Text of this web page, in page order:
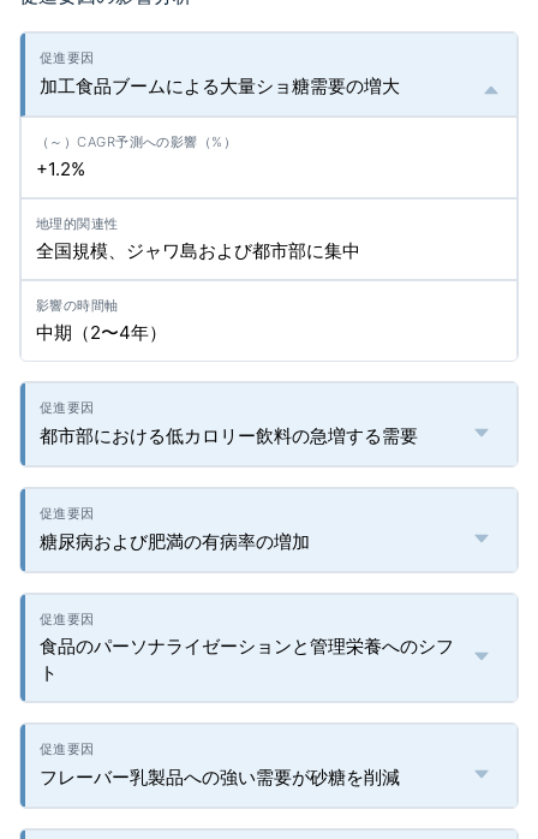
加工食品ブームによる大量ショ糖需要の増大
+1.2%
全国規模、ジャワ島および都市部に集中
中期（2〜4年）
都市部における低カロリー飲料の急増する需要
糖尿病および肥満の有病率の増加
食品のパーソナライゼーションと管理栄養へのシフ
ト
フレーバー乳製品への強い需要が砂糖を削減